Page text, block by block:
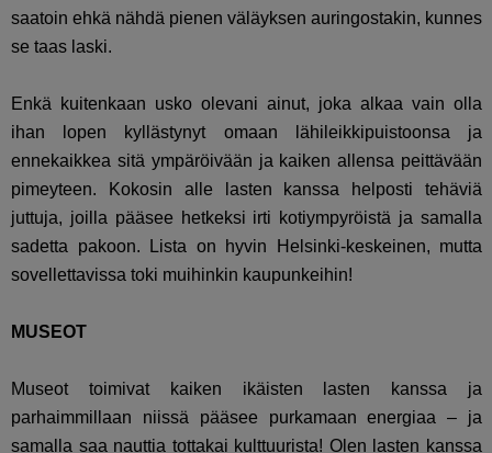
saatoin ehkä nähdä pienen väläyksen auringostakin, kunnes
se taas laski.
Enkä kuitenkaan usko olevani ainut, joka alkaa vain olla
ihan lopen kyllästynyt omaan lähileikkipuistoonsa ja
ennekaikkea sitä ympäröivään ja kaiken allensa peittävään
pimeyteen. Kokosin alle lasten kanssa helposti tehäviä
juttuja, joilla pääsee hetkeksi irti kotiympyröistä ja samalla
sadetta pakoon. Lista on hyvin Helsinki-keskeinen, mutta
sovellettavissa toki muihinkin kaupunkeihin!
MUSEOT
Museot toimivat kaiken ikäisten lasten kanssa ja
parhaimmillaan niissä pääsee purkamaan energiaa – ja
samalla saa nauttia tottakai kulttuurista! Olen lasten kanssa